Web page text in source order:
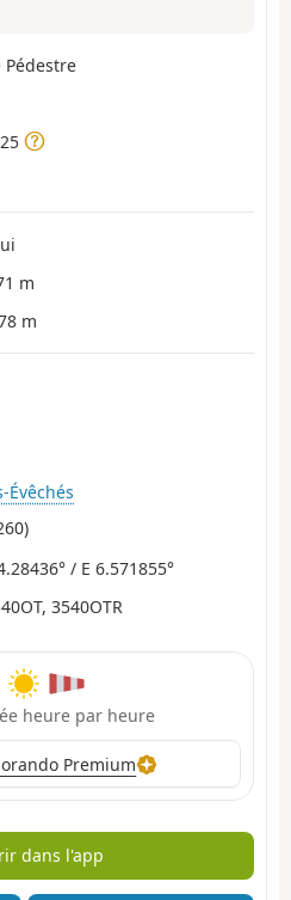
Pédestre
m
m
Évêchés
/ E 6.571855°
3540OTR
heure par heure
Premium
dans l'app